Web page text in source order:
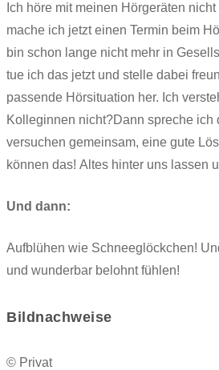
Ich höre mit meinen Hörgeräten
mache ich jetzt einen Termin beim
bin schon lange nicht mehr in
tue ich das jetzt und stelle dabei
passende Hörsituation her. Ich
Kolleginnen nicht?Dann spreche ich
versuchen gemeinsam, eine gute
können das! Altes hinter uns lassen
Und dann:
Aufblühen wie Schneeglöckchen!
und wunderbar belohnt fühlen!
Bildnachweise
© Privat